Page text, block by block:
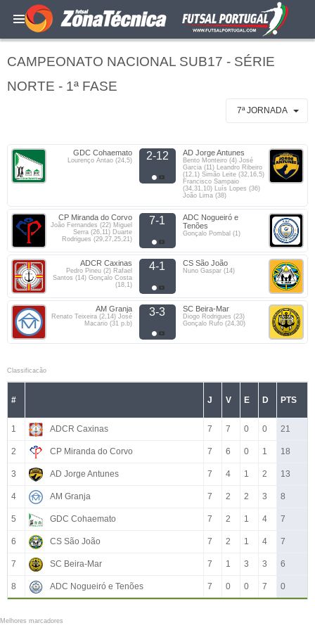
CAMPEONATO NACIONAL SUB17 - SÉRIE
NORTE - 1ª FASE
7ª JORNADA
GDC Cohaemato
Lourenço Antao (24,5) 2-12 AD Jorge Antunes
Bento Monteiro (4) José
Garcia (11) Leandro Ribeiro
(12,1) Simão Leite (32,16,5)
Francisco Sampaio
(34,31,10) Luís Lopes (36)
João Lima (38)
CP Miranda do Corvo
João Fernandes (22) Miguel
Serra (26,11) Duarte
Rodrigues (29,27,25,21)
7-1
ADC Nogueiró e
Tenões
Gonçalo Pombal (1)
ADCR Caxinas
Pedro Pineu (2) Rafael
Santos (14) Gonçalo Costa
(18,1)
4-1 CS São João
Nuno Gaspar (14)
AM Granja
Renato Teixeira (2,14) José
Macario (31 p.b)
3-3 SC Beira-Mar
Diogo Rodrigues (23)
Gonçalo Rufo (24,30)
Classificacão
# J V E D PTS
1 ADCR Caxinas 7 7 0 0 21
2 CP Miranda do Corvo 7 6 0 1 18
3 AD Jorge Antunes 7 4 1 2 13
4 AM Granja 7 2 2 3 8
5 GDC Cohaemato 7 2 1 4 7
6 CS São João 7 2 1 4 7
7 SC Beira-Mar 7 1 3 3 6
8 ADC Nogueiró e Tenões 7 0 0 7 0
Melhores marcadores